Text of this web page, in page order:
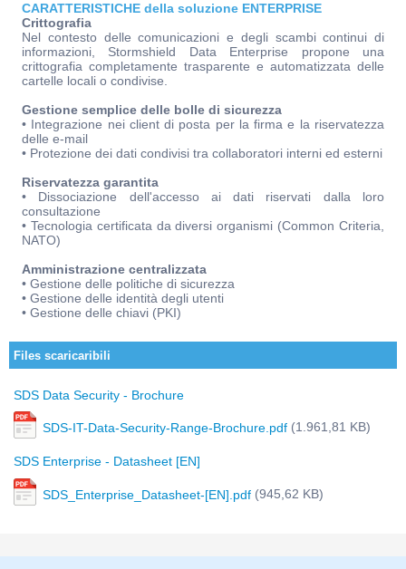
CARATTERISTICHE della soluzione ENTERPRISE
Crittografia
Nel contesto delle comunicazioni e degli scambi continui di
informazioni, Stormshield Data Enterprise propone una
crittografia completamente trasparente e automatizzata delle
cartelle locali o condivise.
Gestione semplice delle bolle di sicurezza
• Integrazione nei client di posta per la firma e la riservatezza
delle e-mail
• Protezione dei dati condivisi tra collaboratori interni ed esterni
Riservatezza garantita
• Dissociazione dell'accesso ai dati riservati dalla loro
consultazione
• Tecnologia certificata da diversi organismi (Common Criteria,
NATO)
Amministrazione centralizzata
• Gestione delle politiche di sicurezza
• Gestione delle identità degli utenti
• Gestione delle chiavi (PKI)
Files scaricaribili
SDS Data Security - Brochure
SDS-IT-Data-Security-Range-Brochure.pdf (1.961,81 KB)
SDS Enterprise - Datasheet [EN]
SDS_Enterprise_Datasheet-[EN].pdf (945,62 KB)